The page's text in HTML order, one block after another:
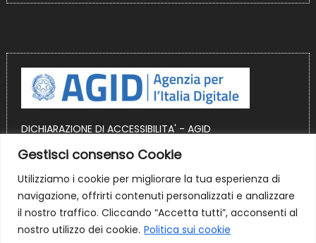
Gestisci consenso Cookie
Utilizziamo i cookie per migliorare la tua esperienza di
navigazione, offrirti contenuti personalizzati e analizzare
il nostro traffico. Cliccando “Accetta tutti”, acconsenti al
nostro utilizzo dei cookie. Politica sui cookie
DICHIARAZIONE DI ACCESSIBILITA' - AGID
OBIETTIVI DI ACCESSIBILITA' AGID
Sito realizzato in ambiente WordPress